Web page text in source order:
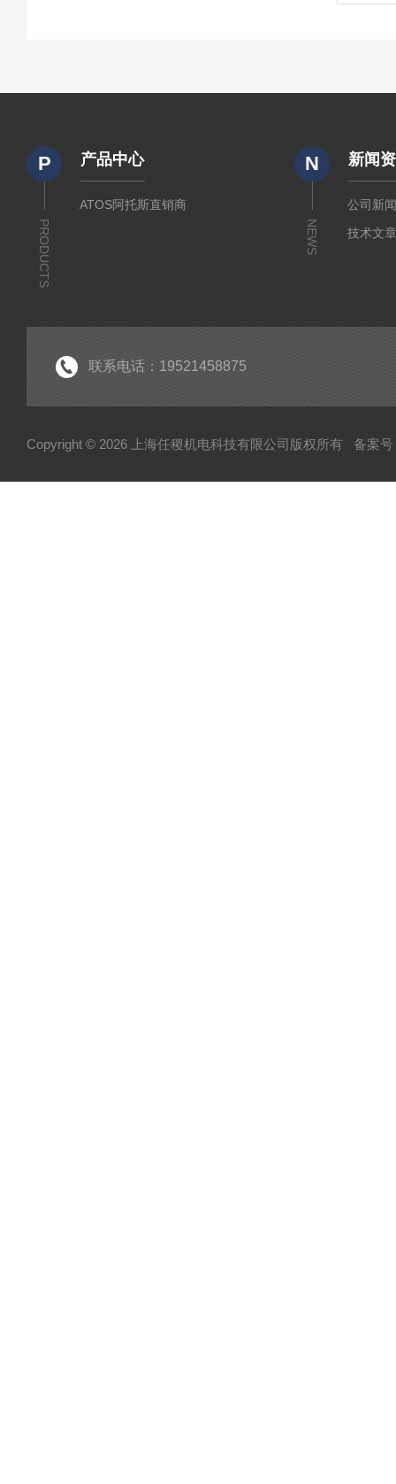
P
PRODUCTS
产品中心
ATOS阿托斯直销商
N
NEWS
新闻
公司新
技术文
联系电话：19521458875
Copyright © 2026 上海任稷机电科技有限公司版权所有 备案号